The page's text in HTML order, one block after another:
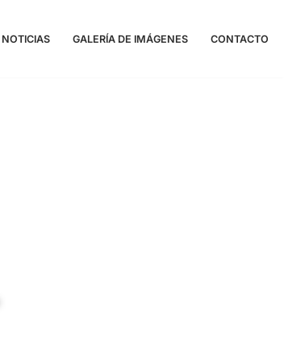
NOTICIAS GALERÍA DE IMÁGENES CONTACTO